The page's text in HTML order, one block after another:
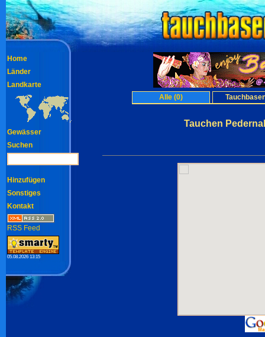
Alle (0)
Tauchen
Home
Länder
Landkarte
Gewässer
Suchen
Hinzufügen
Sonstiges
Kontakt
RSS Feed
05.08.2026 13:15